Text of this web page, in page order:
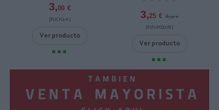
3,00 €
[PUCH2-A ]
Ver producto
3,25 € 6,50 €
[PIPUMD07B ]
Ver producto